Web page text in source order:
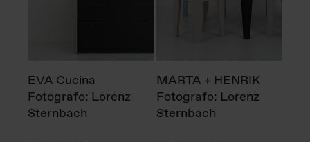
EVA Cucina
Fotografo: Lorenz
Sternbach
MARTA + HENRIK
Fotografo: Lorenz
Sternbach